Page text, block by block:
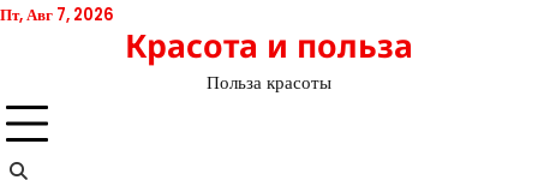
Перейти
Пт, Авг 7, 2026
Красота и польза
Польза красоты